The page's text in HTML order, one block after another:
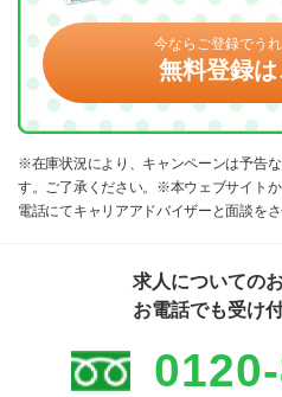
今ならご登録でう
無料登録は
※在庫状況により、キャンペーンは予告
す。ご了承ください。※本ウェブサイト
電話にてキャリアアドバイザーと面談を
求人についての
お電話でも受け